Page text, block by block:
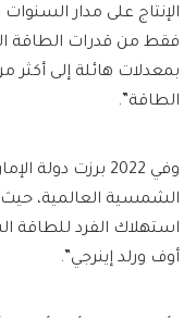
الطاقة”.
وفي 2022 برزت
الشمسية العالمية، حيث
استهلاك الفرد للطاقة
أوف ورلد إينرجي”.